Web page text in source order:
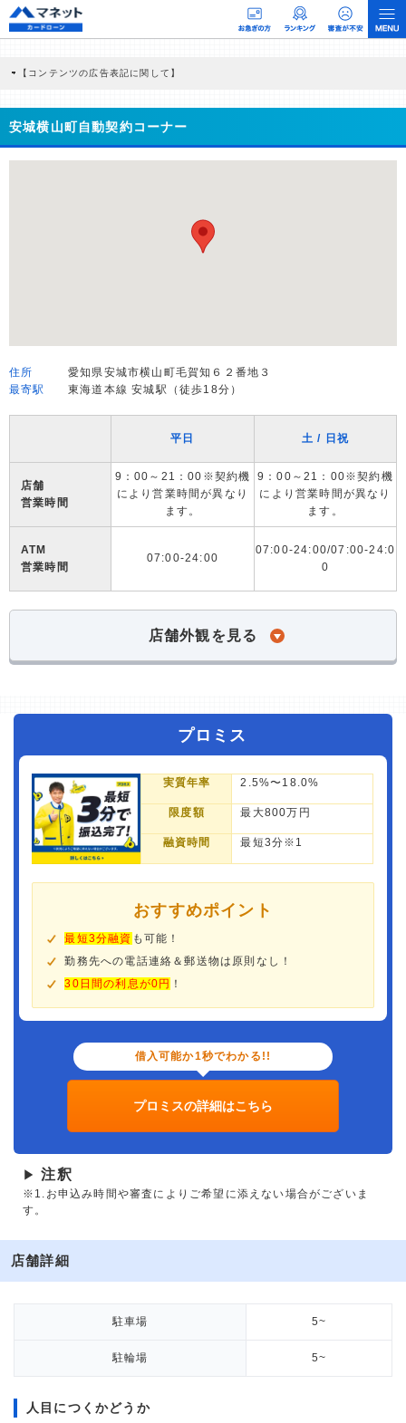
【コンテンツの広告表記に関して】
商品を根拠なくPRするものではなく、当編集部の調査／ユーザーへの口コミ収集な
どに基づき、公平性を担保した情報提供を行っています。
>提携企業一覧
安城横山町自動契約コーナー
住所
愛知県安城市横山町毛賀知６２番地３
最寄駅
東海道本線 安城駅（徒歩18分）
平日 土 / 日祝
店舗
営業時間
9：00～21：00※契約機
により営業時間が異なり
ます。
9：00～21：00※契約機
により営業時間が異なり
ます。
ATM
営業時間
07:00-24:00
07:00-24:00/07:00-24:0
0
店舗外観を見る
プロミス
実質年率 2.5%〜18.0%
限度額 最大800万円
融資時間 最短3分※1
おすすめポイント
最短3分融資 も可能！
勤務先への電話連絡＆郵送物は原則なし！
30日間の利息が0円 ！
借入可能か1秒でわかる!!
プロミスの詳細はこちら
▶ 注釈
※1.お申込み時間や審査によりご希望に添えない場合がございま
す。
店舗詳細
駐車場 5~
駐輪場 5~
人目につくかどうか